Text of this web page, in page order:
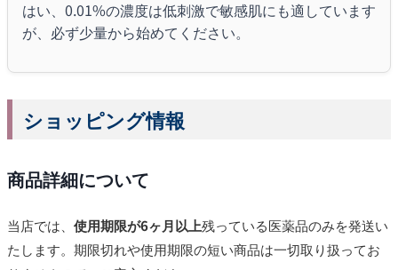
はい、0.01%の濃度は低刺激で敏感肌にも適しています
が、必ず少量から始めてください。
ショッピング情報
商品詳細について
当店では、 使用期限が6ヶ月以上残っている医薬品のみを発送い
たします。期限切れや使用期限の短い商品は一切取り扱ってお